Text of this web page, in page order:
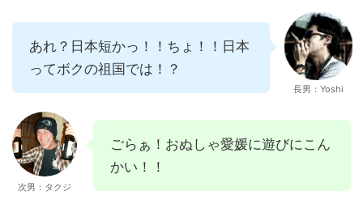
あれ？日本短かっ！！ちょ！！日本
ってボクの祖国では！？
長男：Yoshi
次男：タクジ
ごらぁ！おぬしゃ愛媛に遊びにこん
かい！！